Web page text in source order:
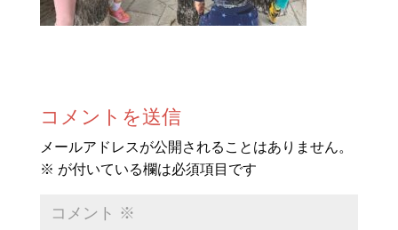
コメントを送信
メールアドレスが公開されることはありません。
※ が付いている欄は必須項目です